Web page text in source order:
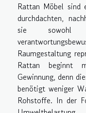
Rattan Möbel sind
durchdachten,
sie sowohl
Raumgestaltung
Rattan beginnt
Gewinnung, denn
benötigt weniger
Rohstoffe. In der